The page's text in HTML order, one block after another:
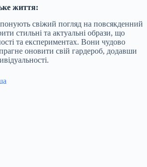
життя:
свіжий погляд на повсякденний
стильні та актуальні образи, що
та експериментах. Вони чудово
оновити свій гардероб, додавши